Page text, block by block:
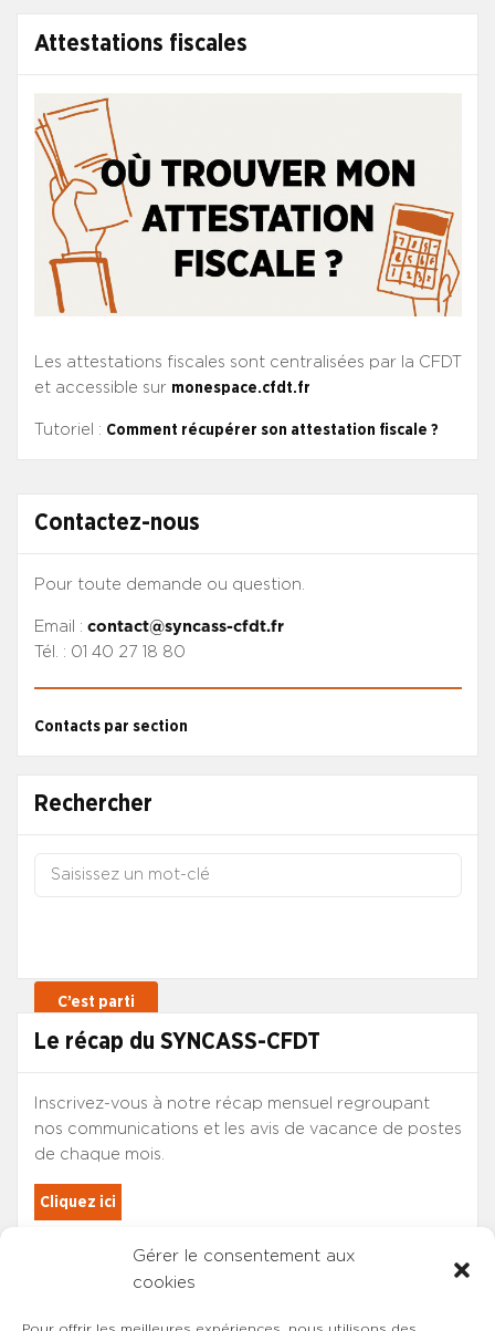
Gérer le consentement aux
cookies
Attestations fiscales
Les attestations fiscales sont centralisées par la CFDT
et accessible sur monespace.cfdt.fr
Tutoriel : Comment récupérer son attestation fiscale ?
Contactez-nous
Pour toute demande ou question.
Email : contact@syncass-cfdt.fr
Tél. : 01 40 27 18 80
Contacts par section
Rechercher
Le récap du SYNCASS-CFDT
Inscrivez-vous à notre récap mensuel regroupant
nos communications et les avis de vacance de postes
de chaque mois.
Cliquez ici
Les adhérents du SYNCASS-CFDT
sont automatiquement inscrits.